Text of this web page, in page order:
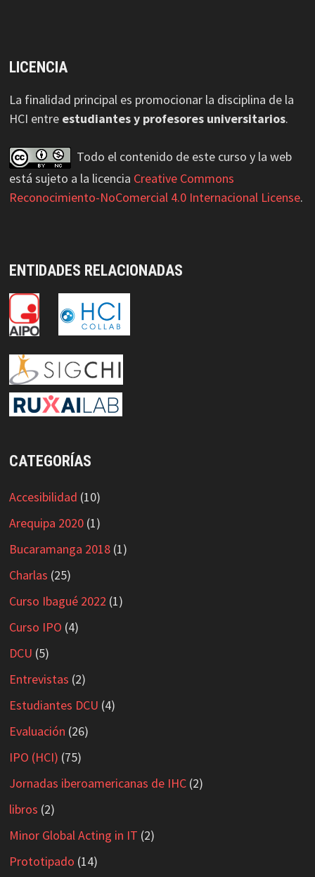
LICENCIA
La finalidad principal es promocionar la disciplina de la
HCI entre estudiantes y profesores universitarios.
Todo el contenido de este curso y la web
está sujeto a la licencia Creative Commons
Reconocimiento-NoComercial 4.0 Internacional License.
ENTIDADES RELACIONADAS
CATEGORÍAS
Accesibilidad (10)
Arequipa 2020(1)
Bucaramanga 2018(1)
Charlas (25)
Curso Ibagué 2022 (1)
Curso IPO (4)
DCU (5)
Entrevistas (2)
Estudiantes DCU (4)
Evaluación (26)
IPO (HCI) (75)
Jornadas iberoamericanas de IHC(2)
libros (2)
Minor Global Acting in IT (2)
Prototipado (14)